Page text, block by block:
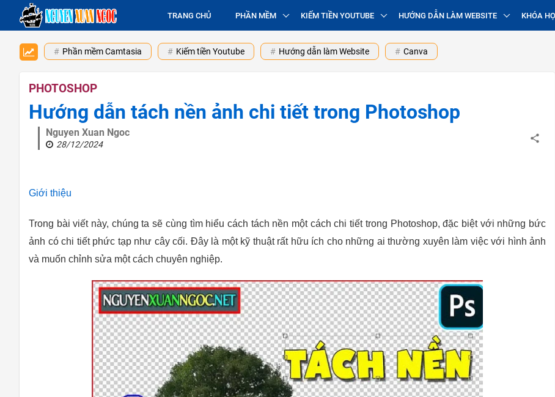
TRANG CHỦ PHẦN MỀM KIẾM TIỀN YOUTUBE HƯỚNG DẪN LÀM WEBSITE KHÓA
Phần mềm Camtasia Kiếm tiền Youtube Hướng dẫn làm Website Canva
PHOTOSHOP
Hướng dẫn tách nền ảnh chi tiết trong Photoshop
Nguyen Xuan Ngoc
28/12/2024
Giới thiệu
Trong bài viết này, chúng ta sẽ cùng tìm hiểu cách tách nền một cách chi tiết trong Photoshop, đặc biệt với những bức
ảnh có chi tiết phức tạp như cây cối. Đây là một kỹ thuật rất hữu ích cho những ai thường xuyên làm việc với hình ảnh
và muốn chỉnh sửa một cách chuyên nghiệp.